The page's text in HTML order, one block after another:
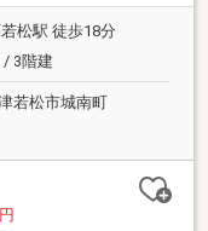
松駅 徒歩18分
/ 3階建
若松市城南町